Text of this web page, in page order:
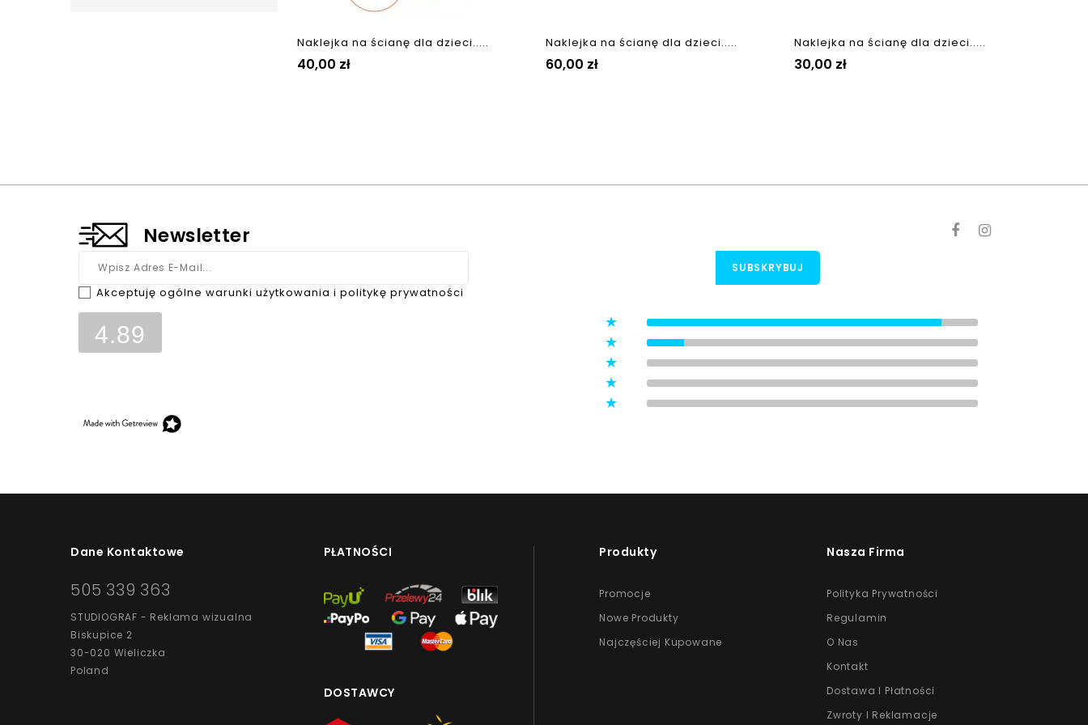
Naklejka na ścianę dla dzieci.....
Cena
40,00 zł
Naklejka na ścianę dla dzieci.....
Cena
60,00 zł
Naklejka na ścianę dla dzieci.....
Cena
30,00 zł
Newsletter
Akceptuję ogólne warunki użytkowania i politykę prywatności
4.89
Dane Kontaktowe
505 339 363
STUDIOGRAF - Reklama wizualna
Biskupice 2
30-020 Wieliczka
Poland
PŁATNOŚCI
DOSTAWCY
Produkty
Promocje
Nowe Produkty
Najczęściej Kupowane
Nasza Firma
Polityka Prywatności
Regulamin
O Nas
Kontakt
Dostawa I Płatności
Zwroty I Reklamacje